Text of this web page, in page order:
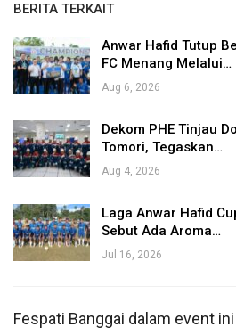
BERITA TERKAIT
Anwar Hafid Tutup
FC Menang Melalui…
Aug 6, 2026
Dekom PHE Tinjau
Tomori, Tegaskan…
Aug 4, 2026
Laga Anwar Hafid
Sebut Ada Aroma…
Jul 16, 2026
Fespati Banggai dalam event